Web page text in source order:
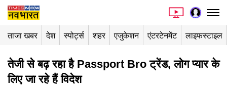
ताजा खबर देश स्पोर्ट्स शहर एजुकेशन एंटरटेनमेंट लाइफस्टाइल
तेजी से बढ़ रहा है Passport Bro ट्रेंड, लोग प्यार के
लिए जा रहे हैं विदेश